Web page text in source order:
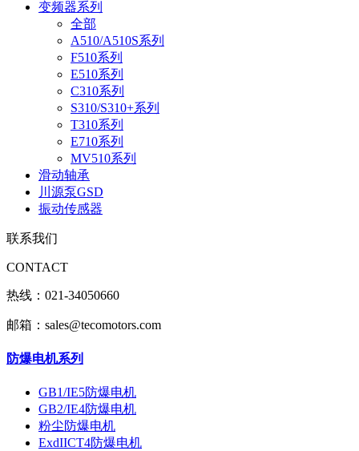
变频器系列
全部
A510/A510S系列
F510系列
E510系列
C310系列
S310/S310+系列
T310系列
E710系列
MV510系列
滑动轴承
川源泵GSD
振动传感器
联系我们
CONTACT
热线：021-34050660
邮箱：sales@tecomotors.com
防爆电机系列
GB1/IE5防爆电机
GB2/IE4防爆电机
粉尘防爆电机
ExdIICT4防爆电机